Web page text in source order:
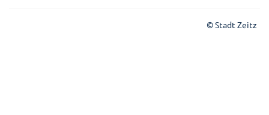
© Stadt Zeitz